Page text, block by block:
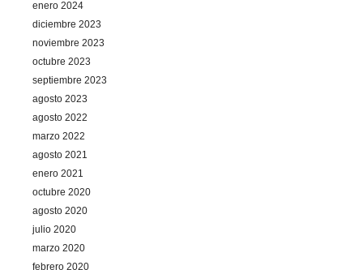
enero 2024
diciembre 2023
noviembre 2023
octubre 2023
septiembre 2023
agosto 2023
agosto 2022
marzo 2022
agosto 2021
enero 2021
octubre 2020
agosto 2020
julio 2020
marzo 2020
febrero 2020